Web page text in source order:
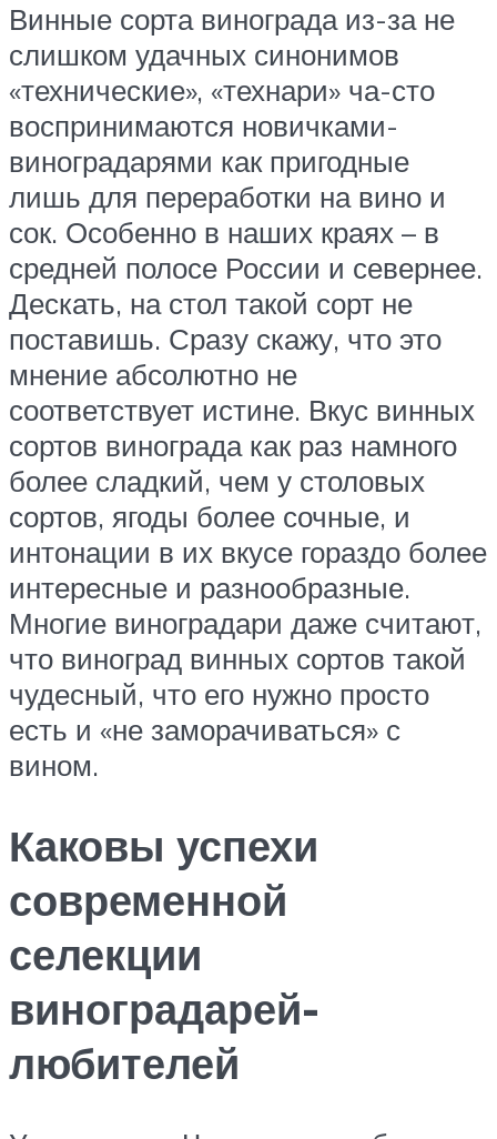
Винные сорта винограда из-за не
слишком удачных синонимов
«технические», «технари» ча-сто
воспринимаются новичками-
виноградарями как пригодные
лишь для переработки на вино и
сок. Особенно в наших краях – в
средней полосе России и севернее.
Дескать, на стол такой сорт не
поставишь. Сразу скажу, что это
мнение абсолютно не
соответствует истине. Вкус винных
сортов винограда как раз намного
более сладкий, чем у столовых
сортов, ягоды более сочные, и
интонации в их вкусе гораздо более
интересные и разнообразные.
Многие виноградари даже считают,
что виноград винных сортов такой
чудесный, что его нужно просто
есть и «не заморачиваться» с
вином.
Каковы успехи
современной
селекции
виноградарей-
любителей